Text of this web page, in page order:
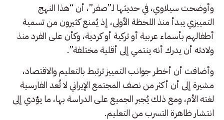
وأوضحت سيلاوي، في حديثها لـ”صفر”، أن “هذا النهج
التمييزي يبدأ منذ اللحظة الأولى، إذ يُمنع كثيرون من تسمية
أطفالهم بأسماء عربية أو تركية أو كردية، وكأن على الفرد منذ
ولادته أن يدرك أنه ينتمي إلى أقلية مختلفة”.
وأضافت أن أخطر جوانب التمييز ترتبط بالتعليم والاقتصاد،
مشيرة إلى أن أكثر من نصف المجتمع الإيراني لا تُعد الفارسية
لغته الأم، ومع ذلك يُجبر الجميع على الدراسة بها، ما يؤدي إلى
انتشار ظاهرة التسرب من التعليم.